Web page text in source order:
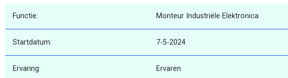
Functie: Monteur Industriële Elektronica
Startdatum: 7-5-2024
Ervaring: Ervaren